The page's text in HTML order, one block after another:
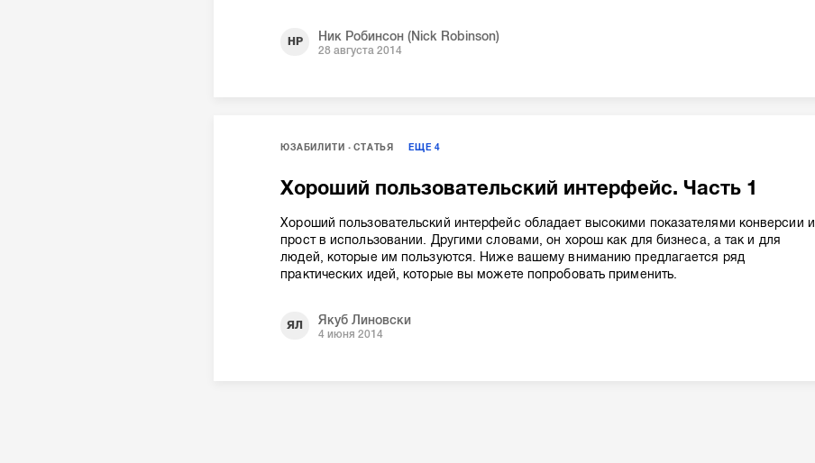
НР Ник Робинсон (Nick Robinson)
28 августа 2014
ЮЗАБИЛИТИ СТАТЬЯ ЕЩЕ4
Хороший пользовательский интерфейс. Часть 1
Хороший пользовательский интерфейс обладает высокими показателями конверсии и
прост в использовании. Другими словами, он хорош как для бизнеса, а так и для
людей, которые им пользуются. Ниже вашему вниманию предлагается ряд
практических идей, которые вы можете попробовать применить.
ЯЛ Якуб Линовски
4 июня 2014